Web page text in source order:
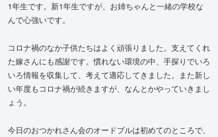
1年生です。新1年生ですが、お姉ちゃんと一緒の学校な
んで心強いです。
コロナ禍のなか子供たちはよく頑張りました。支えてくれ
た嫁さんにも感謝です。慣れない環境の中、手探りでいろ
いろ情報を収集して、考えて適応してきました。また新し
い年度もコロナ禍が続きますが、なんとかやっていきまし
ょう。
今日のおつかれさん会のオードブルは初めてのところで、